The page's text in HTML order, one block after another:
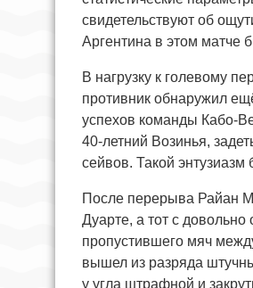
свидетельствуют об
Аргентина в этом матче
В нагрузку к голевому
противник обнаружил
успехов команды Кабо-
40-летний Возинья,
сейвов. Такой
После перерыва Райан
Дуарте, а тот с
пропустившего мяч
вышел из разряда
у угла штрафной и